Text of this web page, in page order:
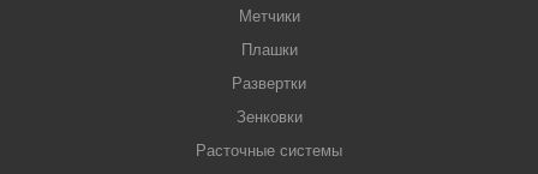
Метчики
Плашки
Развертки
Зенковки
Расточные системы